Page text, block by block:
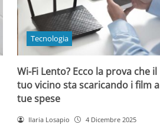
Tecnologia
Wi-Fi Lento? Ecco la prova che il
tuo vicino sta scaricando i film a
tue spese
Ilaria Losapio 4 Dicembre 2025